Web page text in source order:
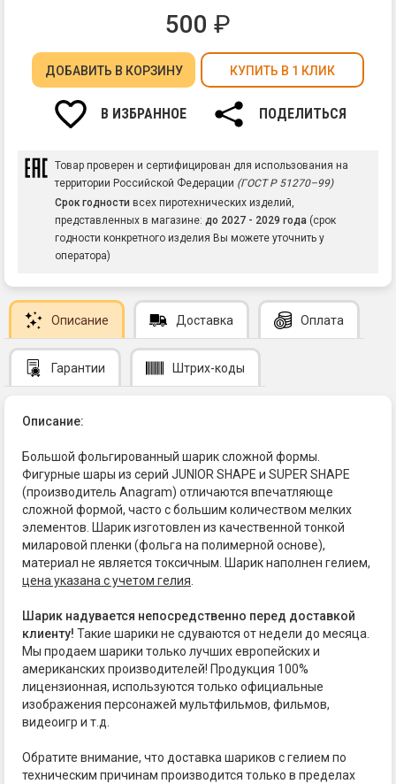
500 ₽
ДОБАВИТЬ В КОРЗИНУ КУПИТЬ В 1 КЛИК
В ИЗБРАННОЕ ПОДЕЛИТЬСЯ
Товар проверен и сертифицирован для использования на
территории Российской Федерации (ГОСТ Р 51270–99)
Срок годности всех пиротехнических изделий,
представленных в магазине: до 2027 - 2029 года (срок
годности конкретного изделия Вы можете уточнить у
оператора)
Описание Доставка Оплата
Гарантии Штрих-коды
Описание:
Большой фольгированный шарик сложной формы.
Фигурные шары из серий JUNIOR SHAPE и SUPER SHAPE
(производитель Anagram) отличаются впечатляюще
сложной формой, часто с большим количеством мелких
элементов. Шарик изготовлен из качественной тонкой
миларовой пленки (фольга на полимерной основе),
материал не является токсичным. Шарик наполнен гелием,
цена указана с учетом гелия
Шарик надувается непосредственно перед доставкой
клиенту! Такие шарики не сдуваются от недели до месяца.
Мы продаем шарики только лучших европейских и
американских производителей! Продукция 100%
лицензионная, используются только официальные
изображения персонажей мультфильмов, фильмов,
видеоигр и т.д.
Обратите внимание, что доставка шариков с гелием по
техническим причинам производится только в пределах